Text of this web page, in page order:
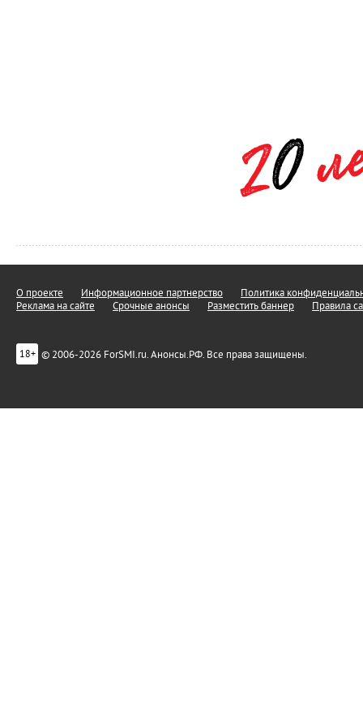
О проекте Информационное партнерство
Политика
Реклама на сайте
Срочные анонсы Разместить баннер Правила
18+ © 2006-2026 ForSMI.ru. Анонсы.РФ. Все права защищены.